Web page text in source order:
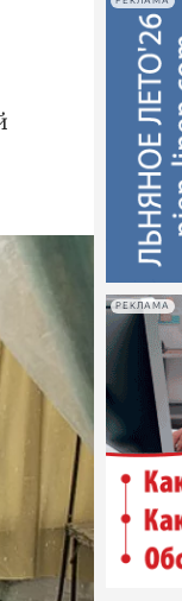
РЕКЛАМА